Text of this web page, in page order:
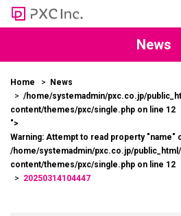
News
Home
News
/home/systemadmin/pxc.co.jp/
content/themes/pxc/single.php on line 12
">
Warning: Attempt to read property "name"
/home/systemadmin/pxc.co.jp/
content/themes/pxc/single.php on line 12
20250314104447